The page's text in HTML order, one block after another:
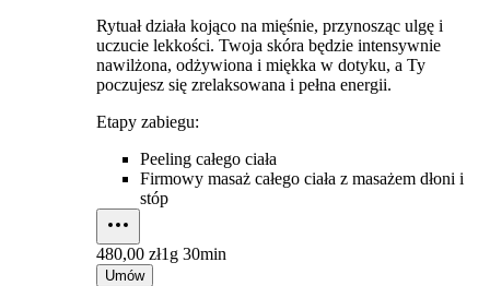
Rytuał działa kojąco na mięśnie, przynosząc ulgę i
uczucie lekkości. Twoja skóra będzie intensywnie
nawilżona, odżywiona i miękka w dotyku, a Ty
poczujesz się zrelaksowana i pełna energii.
Etapy zabiegu:
Peeling całego ciała
Firmowy masaż całego ciała z masażem dłoni i
stóp
480,00 zł1g 30min
Umów